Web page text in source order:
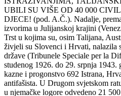
UBILI SU VIŠE OD 40 000
DJECE! (pod. A.Č.). Nadalje,
izvorima u Julijanskoj krajini
Trst u kojima su, osim Talijana,
živjeli su Slovenci i Hrvati, nalazila
države (Tribunele Speciale per la
studenog 1926. do 29. srpnja 1943.
kazne i progonstvo 692 Istrana,
antifašista. U Drugom svjetskom
u njemačke logore odvedeno 21